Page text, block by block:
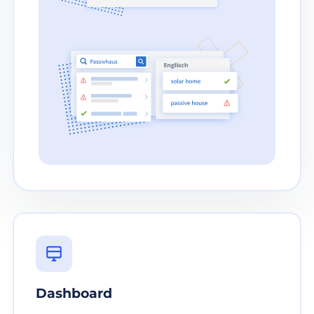
Dashboard